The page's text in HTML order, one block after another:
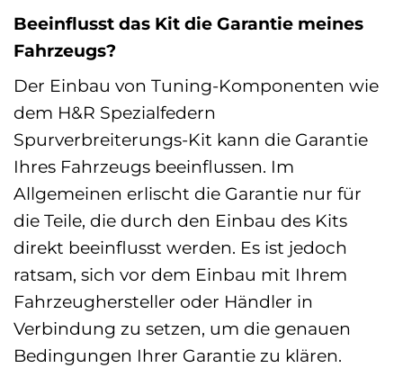
Beeinflusst das Kit die Garantie meines
Fahrzeugs?
Der Einbau von Tuning-Komponenten wie
dem H&R Spezialfedern
Spurverbreiterungs-Kit kann die Garantie
Ihres Fahrzeugs beeinflussen. Im
Allgemeinen erlischt die Garantie nur für
die Teile, die durch den Einbau des Kits
direkt beeinflusst werden. Es ist jedoch
ratsam, sich vor dem Einbau mit Ihrem
Fahrzeughersteller oder Händler in
Verbindung zu setzen, um die genauen
Bedingungen Ihrer Garantie zu klären.